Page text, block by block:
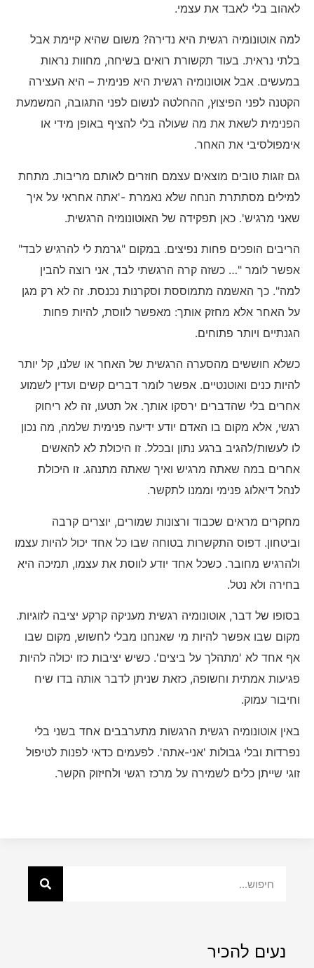
לאהוב בלי לאבד את עצמי.
למה אוטונומיה רגשית היא נדירה? משום שהיא קיימת אבל
בלתי נראית. בעוד תקשורת רואים בשיחה, מחוות נראות
במעשים. אבל אוטונומיה רגשית היא פנימית – היא העצירה
הקטנה לפני הפיצוץ, ההחלטה לנשום לפני התגובה, המשמעת
הפנימית לשאת את מה שעולה בלי להציף באופן מידי או
אימפולסיבי את האחר.
גם זוגות טובים מוצאים עצמם חוזרים לאותם מריבות. מתחת
למילים מסתתרת הנחה שלא נאמרת -'אתה אחראי על איך
שאני מרגיש'. כאן תפקידה של האוטונומיה הרגשית.
הריבים הופכים פחות נפיצים. במקום "גרמת לי להרגיש לבד"
אפשר לומר "… כשזה קרה הרגשתי לבד, אני רוצה להבין
למה". כך האשמה מתמוססת וסקרנות נכנסת. זה לא רק מגן
על האחר אלא מחזק אותך: מאפשר לווסת, להיות פחות
הגנתיים ויותר פתוחים.
כשלא חוששים מהסערה הרגשית של האחר או שלנו, קל יותר
להיות כנים ואוטנטיים. אפשר לומר דברים קשים ועדין לשמוע
אחרים בלי שהדברים ירסקו אותך. אל תטעו, זה לא ריחוק
רגשי, אלא מקום בו האדם יודע ידיעה פנימית שלמה, מה נכון
לו לעשות/להגיב ברגע נתון ובכלל. זו היכולת לא להאשים
אחרים במה שאתה מרגיש ואיך שאתה מתנהג. זו היכולת
לנהל דיאלוג פנימי וממנו לתקשר.
מחקרים מראים שכבוד ורצונות שמורים, יוצרים קרבה
וביטחון. דפוס התקשרות בטוחה שבו כל אחד יכול להיות עצמו
ולהרגיש מחובר. כשכל אחד יודע לווסת את עצמו, תמיכה היא
בחירה ולא נטל.
בסופו של דבר, אוטונומיה רגשית מעניקה קרקע יציבה לזוגיות.
מקום שבו אפשר להיות מי שאנחנו מבלי לחשוש, מקום שבו
אף אחד לא 'מתהלך על ביצים'. כשיש יציבות כזו יכולה להיות
פגיעות אמתית וחשופה, כזאת שניתן לדבר אותה בדו שיח
וחיבור עמוק.
באין אוטונומיה רגשית הרגשות מתערבבים אחד בשני בלי
נפרדות ובלי גבולות 'אני-אתה'. לפעמים כדאי לפנות לטיפול
זוגי שייתן כלים לשמירה על מרכז רגשי ולחיזוק הקשר.
נעים להכיר